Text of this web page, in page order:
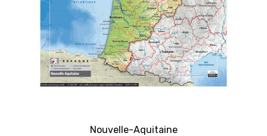
Nouvelle-Aquitaine